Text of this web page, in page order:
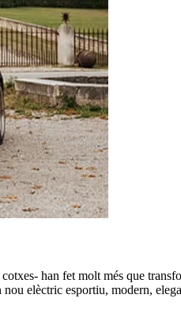
han fet molt més que
elèctric esportiu, modern,